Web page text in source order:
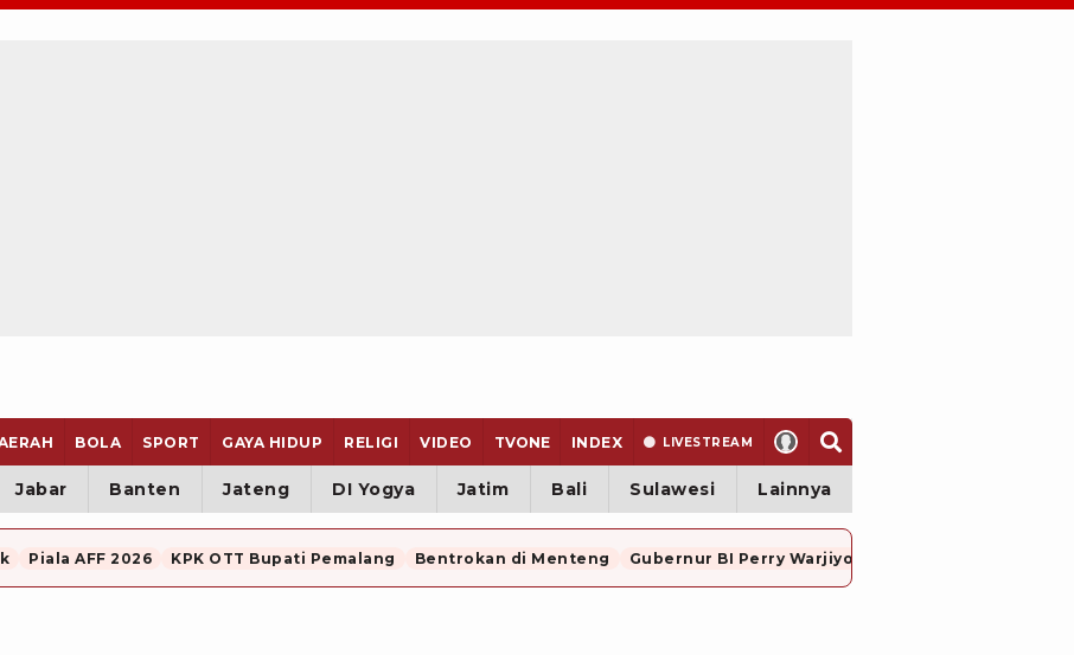
BOLA SPORT GAYA HIDUP RELIGI VIDEO TVONE INDEX LIVESTREAM
Jabar Banten Jateng DI Yogya Jatim Bali Sulawesi Lainnya
Piala AFF 2026 KPK OTT Bupati Pemalang Bentrokan di Menteng Gubernur BI Perry Warjiyo Mundur